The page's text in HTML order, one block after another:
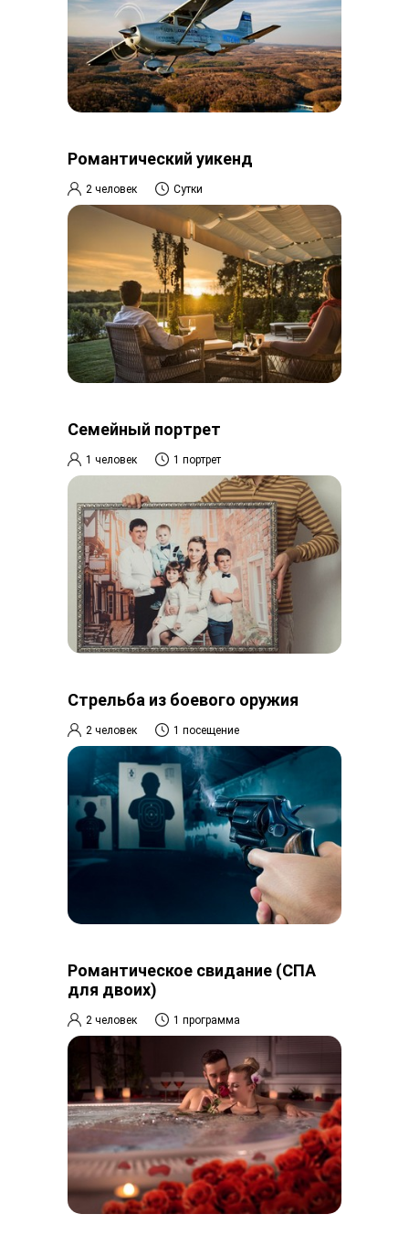
Романтический уикенд
2 человек Сутки
Семейный портрет
1 человек 1 портрет
Стрельба из боевого оружия
2 человек 1 посещение
Романтическое свидание (СПА
для двоих)
2 человек 1 программа